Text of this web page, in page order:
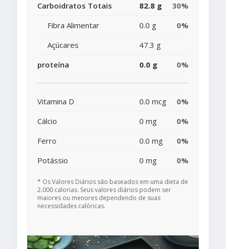
Carboidratos Totais
82.8 g
30%
Fibra Alimentar
0.0 g
0%
Açúcares
47.3 g
proteína
0.0 g 0%
Vitamina D 0.0 mcg
0%
Cálcio
0 mg
0%
Ferro
0.0 mg
0%
Potássio
0 mg 0%
* Os Valores Diários são baseados em uma dieta de
2.000 calorias. Seus valores diários podem ser
maiores ou menores dependendo de suas
necessidades calóricas.